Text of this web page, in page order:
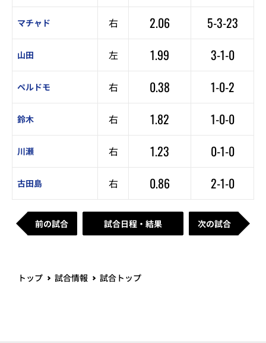
マチャド 右 2.06 5-3-23
山田 左 1.99 3-1-0
ペルドモ 右 0.38 1-0-2
鈴木 右 1.82 1-0-0
川瀬 右 1.23 0-1-0
古田島 右 0.86 2-1-0
前の試合 試合日程・結果 次の試合
トップ 試合情報 試合トップ